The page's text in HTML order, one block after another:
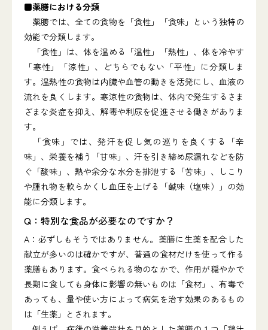
■薬膳における分類
薬膳では、全ての食物を「食性」「食味」という独特の
効能で分類します。
「食性」は、体を温める「温性」「熱性」、体を冷やす
「寒性」「涼性」、どちらでもない「平性」に分類しま
す。温熱性の食物は内臓や血管の動きを活発にし、血液の
流れを良くします。寒涼性の食物は、体内で発生するさま
ざまな炎症を抑え、解毒や利尿を促進させる働きがありま
す。
「食味」では、発汗を促し気の巡りを良くする「辛
味」、栄養を補う「甘味」、汗を引き締め尿漏れなどを防
ぐ「酸味」、熱や余分な水分を排泄する「苦味」、しこり
や腫れ物を軟らかくし血圧を上げる「鹹味（塩味）」の効
能に分類します。
Q：特別な食品が必要なのですか？
A：必ずしもそうではありません。薬膳に生薬を配合した
献立が多いのは確かですが、普通の食材だけを使って作る
薬膳もあります。食べられる物のなかで、作用が穏やかで
長期に食しても身体に影響の無いものは「食材」、有毒で
あっても、量や使い方によって病気を治す効果のあるもの
は「生薬」とされます。